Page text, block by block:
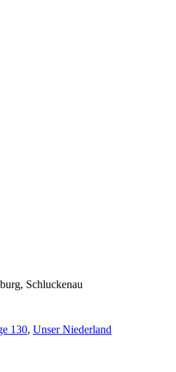
Schluckenau
130, Unser Niederland